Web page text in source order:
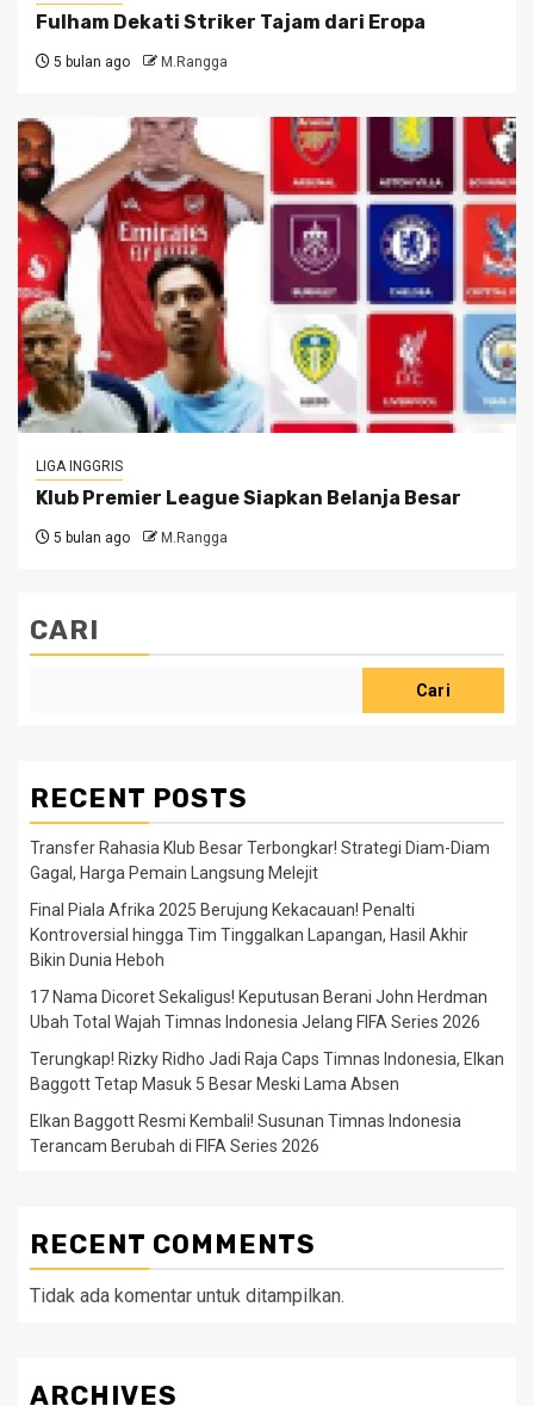
Fulham Dekati Striker Tajam dari Eropa
5 bulan ago M.Rangga
LIGA INGGRIS
Klub Premier League Siapkan Belanja Besar
5 bulan ago M.Rangga
CARI
Cari
RECENT POSTS
Transfer Rahasia Klub Besar Terbongkar! Strategi Diam-Diam
Gagal, Harga Pemain Langsung Melejit
Final Piala Afrika 2025 Berujung Kekacauan! Penalti
Kontroversial hingga Tim Tinggalkan Lapangan, Hasil Akhir
Bikin Dunia Heboh
17 Nama Dicoret Sekaligus! Keputusan Berani John Herdman
Ubah Total Wajah Timnas Indonesia Jelang FIFA Series 2026
Terungkap! Rizky Ridho Jadi Raja Caps Timnas Indonesia, Elkan
Baggott Tetap Masuk 5 Besar Meski Lama Absen
Elkan Baggott Resmi Kembali! Susunan Timnas Indonesia
Terancam Berubah di FIFA Series 2026
RECENT COMMENTS
Tidak ada komentar untuk ditampilkan.
ARCHIVES